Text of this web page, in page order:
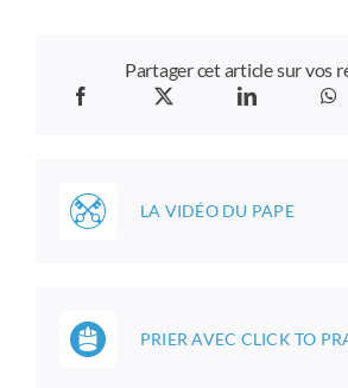
Partager cet article sur vos
LA VIDÉO DU PAPE
PRIER AVEC CLICK TO